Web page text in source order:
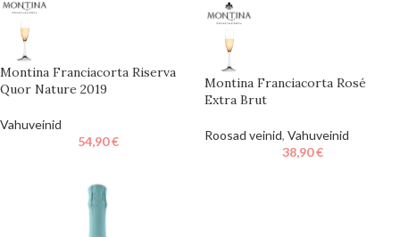
Montina Franciacorta Riserva
Quor Nature 2019
Vahuveinid
54,90€
Montina Franciacorta Rosé
Extra Brut
Roosad veinid, Vahuveinid
38,90€